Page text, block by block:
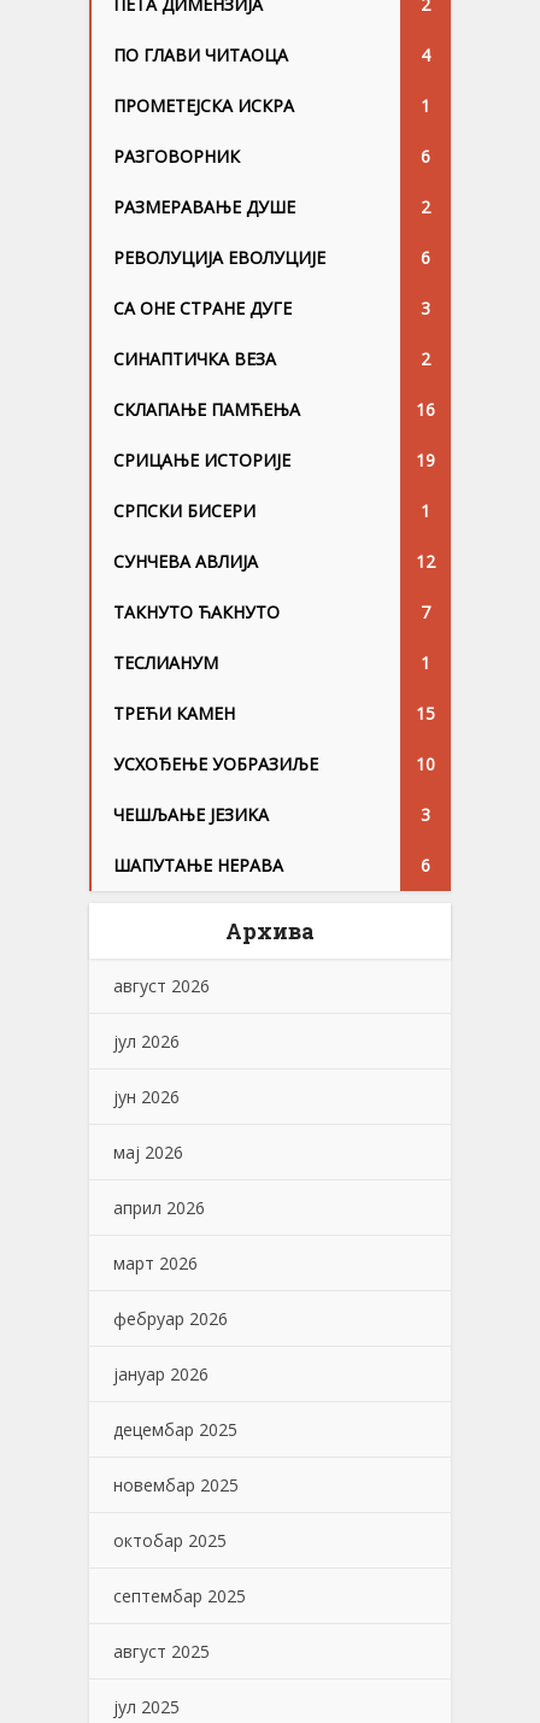
ПЕТА ДИМЕНЗИЈА 2
ПО ГЛАВИ ЧИТАОЦА 4
ПРОМЕТЕЈСКА ИСКРА 1
РАЗГОВОРНИК 6
РАЗМЕРАВАЊЕ ДУШЕ 2
РЕВОЛУЦИЈА ЕВОЛУЦИЈЕ 6
СА ОНЕ СТРАНЕ ДУГЕ 3
СИНАПТИЧКА ВЕЗА 2
СКЛАПАЊЕ ПАМЋЕЊА 16
СРИЦАЊЕ ИСТОРИЈЕ 19
СРПСКИ БИСЕРИ 1
СУНЧЕВА АВЛИЈА 12
ТАКНУТО ЋАКНУТО 7
ТЕСЛИАНУМ 1
ТРЕЋИ КАМЕН 15
УСХОЂЕЊЕ УОБРАЗИЉЕ 10
ЧЕШЉАЊЕ ЈЕЗИKА 3
ШАПУТАЊЕ НЕРАВА 6
Архива
август 2026
јул 2026
јун 2026
мај 2026
април 2026
март 2026
фебруар 2026
јануар 2026
децембар 2025
новембар 2025
октобар 2025
септембар 2025
август 2025
јул 2025